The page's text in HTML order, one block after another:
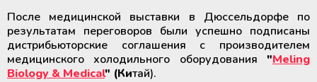
Устройства для стерильного
соединения полимерных
магистралей
После медицинской выставки в Дюссельдорфе по
результатам переговоров были успешно подписаны
дистрибьюторские соглашения с производителем
медицинского холодильного оборудования "Meling
Biology & Medical" (Китай).